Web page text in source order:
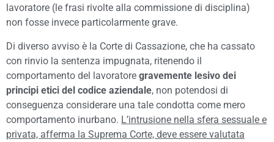
lavoratore (le frasi rivolte alla commissione di disciplina)
non fosse invece particolarmente grave.
Di diverso avviso è la Corte di Cassazione, che ha cassato
con rinvio la sentenza impugnata, ritenendo il
comportamento del lavoratore gravemente lesivo dei
principi etici del codice aziendale, non potendosi di
conseguenza considerare una tale condotta come mero
comportamento inurbano. L’intrusione nella sfera sessuale e
privata, afferma la Suprema Corte, deve essere valutata